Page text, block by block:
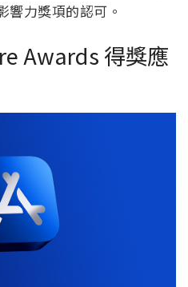
響力獎項的認可。
Awards 得獎應